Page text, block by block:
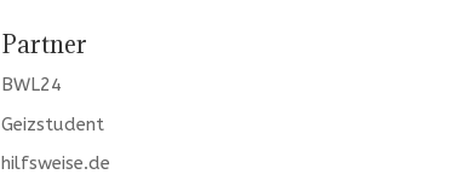
Partner
BWL24
Geizstudent
hilfsweise.de